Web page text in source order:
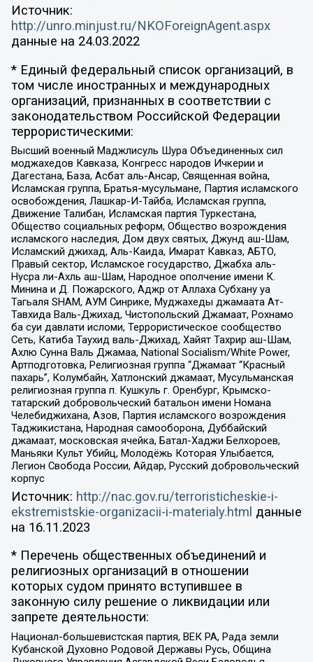
Источник:
http://unro.minjust.ru/NKOForeignAgent.aspx
данные на 24.03.2022
* Единый федеральный список организаций, в
том числе иностранных и международных
организаций, признанных в соответствии с
законодательством Российской Федерации
террористическими:
Высший военный Маджлисуль Шура Объединенных сил
моджахедов Кавказа, Конгресс народов Ичкерии и
Дагестана, База, Асбат аль-Ансар, Священная война,
Исламская группа, Братья-мусульмане, Партия исламского
освобождения, Лашкар-И-Тайба, Исламская группа,
Движение Талибан, Исламская партия Туркестана,
Общество социальных реформ, Общество возрождения
исламского наследия, Дом двух святых, Джунд аш-Шам,
Исламский джихад, Аль-Каида, Имарат Кавказ, АБТО,
Правый сектор, Исламское государство, Джабха аль-
Нусра ли-Ахль аш-Шам, Народное ополчение имени К.
Минина и Д. Пожарского, Аджр от Аллаха Субхану уа
Тагьаля SHAM, АУМ Синрике, Муджахеды джамаата Ат-
Тавхида Валь-Джихад, Чистопольский Джамаат, Рохнамо
ба суи давлати исломи, Террористическое сообщество
Сеть, Катиба Таухид валь-Джихад, Хайят Тахрир аш-Шам,
Ахлю Сунна Валь Джамаа, National Socialism/White Power,
Артподготовка, Религиозная группа “Джамаат “Красный
пахарь”, Колумбайн, Хатлонский джамаат, Мусульманская
религиозная группа п. Кушкуль г. Оренбург, Крымско-
татарский добровольческий батальон имени Номана
Челебиджихана, Азов, Партия исламского возрождения
Таджикистана, Народная самооборона, Дуббайский
джамаат, московская ячейка, Батал-Хаджи Белхороев,
Маньяки Культ Убийц, Молодёжь Которая Улыбается,
Легион Свобода России, Айдар, Русский добровольческий
корпус
Источник: http://nac.gov.ru/terroristicheskie-i-
ekstremistskie-organizacii-i-materialy.html данные
на 16.11.2023
* Перечень общественных объединений и
религиозных организаций в отношении
которых судом принято вступившее в
законную силу решение о ликвидации или
запрете деятельности:
Национал-большевистская партия, ВЕК РА, Рада земли
Кубанской Духовно Родовой Державы Русь, Община